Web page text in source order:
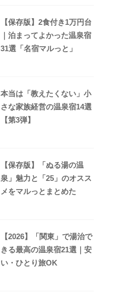
【保存版】2食付き1万円台
｜泊まってよかった温泉宿
31選「名宿マルっと」
本当は「教えたくない」小
さな家族経営の温泉宿14選
【第3弾】
【保存版】「ぬる湯の温
泉」魅力と「25」のオスス
メをマルっとまとめた
【2026】「関東」で湯治で
きる最高の温泉宿21選｜安
い・ひとり旅OK